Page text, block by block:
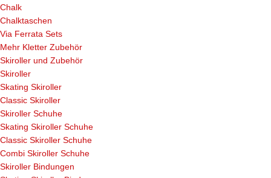
Chalk
Chalktaschen
Via Ferrata Sets
Mehr Kletter Zubehör
Skiroller und Zubehör
Skiroller
Skating Skiroller
Classic Skiroller
Skiroller Schuhe
Skating Skiroller Schuhe
Classic Skiroller Schuhe
Combi Skiroller Schuhe
Skiroller Bindungen